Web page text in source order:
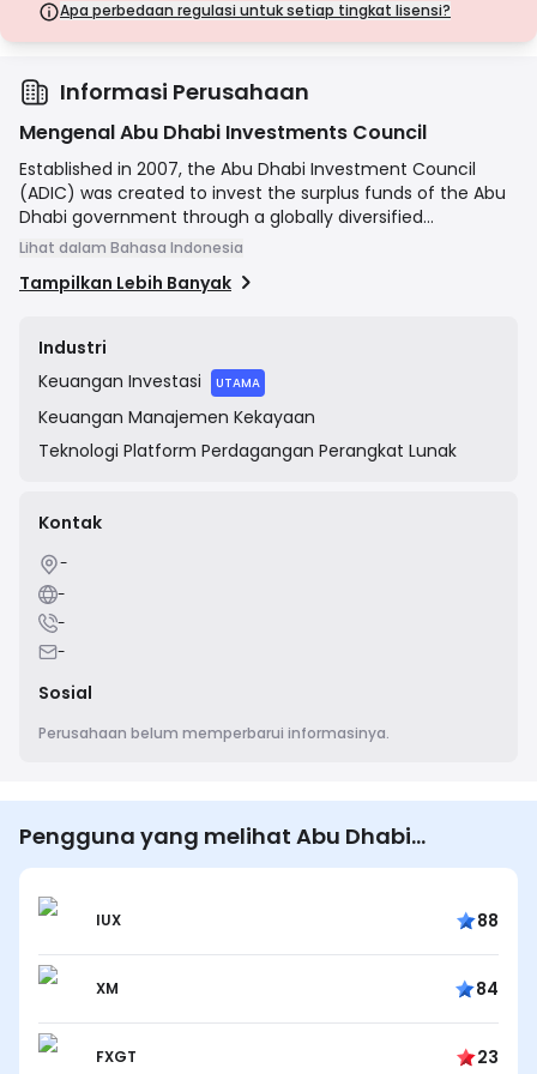
Apa perbedaan regulasi untuk setiap tingkat lisensi?
langkah keamanan.
Dari yurisdiksi dengan pengawasan minimal, lisensi ini seringkali
asuransi. Meskipun menarik untuk fleksibilitas operasional, lisensi ini
menimbulkan risiko yang lebih tinggi bagi pedagang.
Informasi Perusahaan
Mengenal Abu Dhabi Investments Council
Established in 2007, the Abu Dhabi Investment Council
(ADIC) was created to invest the surplus funds of the Abu
Dhabi government through a globally diversified
investment strategy. Its mission was to generate
March 2018, by a law issued by the UAE President, the Abu
Mubadala Investment Company, creating a global
investment powerhouse with assets across multiple
sectors and geographies. The combined entity, Mubadala,
continues the mission of deploying capital to accelerate
economic diversification and generate strong financial
returns for Abu Dhabi.
Lihat dalam Bahasa Indonesia
Tampilkan Lebih Banyak
Industri
Keuangan Investasi UTAMA
Keuangan Manajemen Kekayaan
Teknologi Platform Perdagangan Perangkat Lunak
Kontak
-
-
-
-
Sosial
Perusahaan belum memperbarui informasinya.
Pengguna yang melihat Abu Dhabi
Investments Council juga melihat…
IUX 88
XM 84
FXGT 23